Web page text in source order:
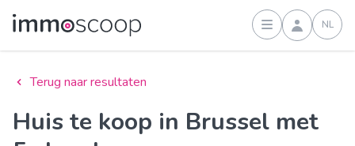
Inloggen
NL
Terug naar resultaten
Huis te koop in Brussel met